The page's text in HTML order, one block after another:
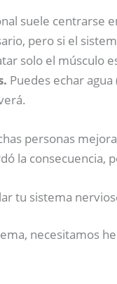
suele centrarse
pero si el
solo el músculo
Puedes echar
personas
la consecuencia,
tu sistema
necesitamos